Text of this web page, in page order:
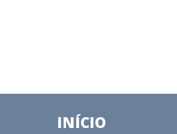
INÍCIO